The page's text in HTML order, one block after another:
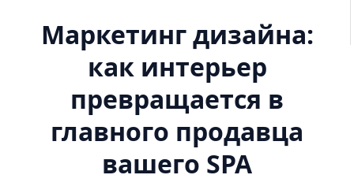
Маркетинг дизайна:
как интерьер
превращается в
главного продавца
вашего SPA